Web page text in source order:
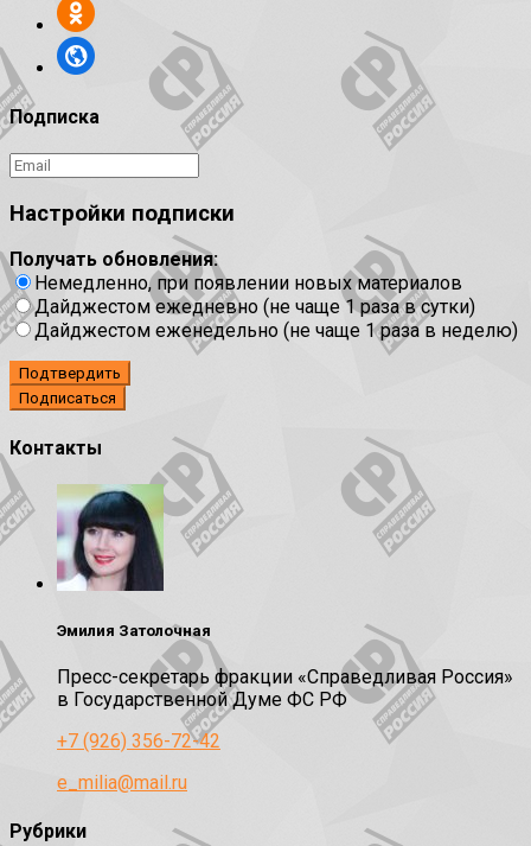
Подписка
Настройки подписки
Получать обновления:
Немедленно, при появлении новых материалов
Дайджестом ежедневно (не чаще 1 раза в сутки)
Дайджестом еженедельно (не чаще 1 раза в неделю)
Подтвердить
Контакты
Эмилия Затолочная
Пресс-секретарь фракции «Справедливая Россия»
в Государственной Думе ФС РФ
+7 (926) 356-72-42
e_milia@mail.ru
Рубрики